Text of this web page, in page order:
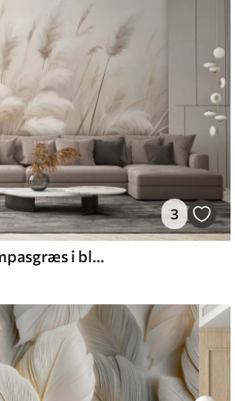
3
Højt, struktureret pampasgræs i bløde, varme, neutrale toner med en sløret, lys baggrund